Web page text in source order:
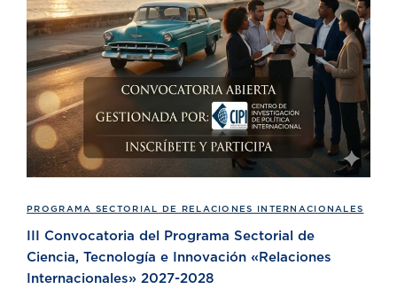
PROGRAMA SECTORIAL DE RELACIONES INTERNACIONALES
III Convocatoria del Programa Sectorial de
Ciencia, Tecnología e Innovación «Relaciones
Internacionales» 2027-2028